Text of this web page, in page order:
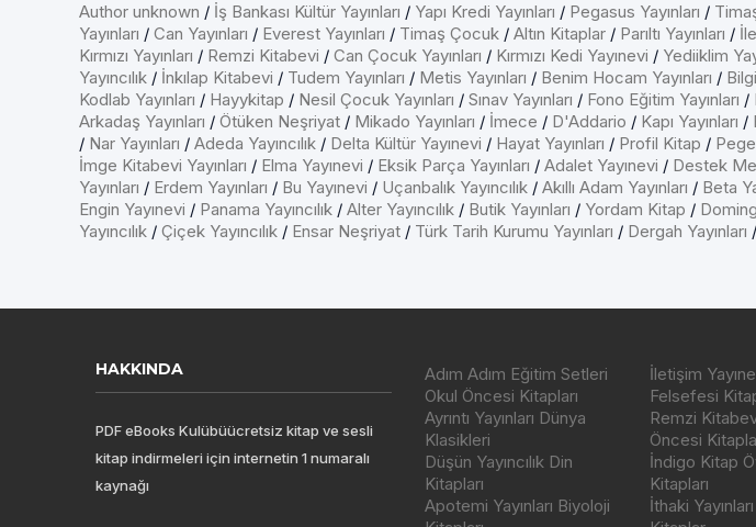
Author unknown / İş Bankası Kültür Yayınları / Yapı Kredi Yayınları / Pegasus Yayınları /
Yayınları / Can Yayınları / Everest Yayınları / Timaş Çocuk / Altın Kitaplar / Parıltı Yayınları /
Kırmızı Yayınları / Remzi Kitabevi / Can Çocuk Yayınları / Kırmızı Kedi Yayınevi / Yediiklim
Yayıncılık / İnkılap Kitabevi / Tudem Yayınları / Metis Yayınları / Benim Hocam Yayınları /
Kodlab Yayınları / Hayykitap / Nesil Çocuk Yayınları / Sınav Yayınları / Fono Eğitim Yayınları /
Arkadaş Yayınları / Ötüken Neşriyat / Mikado Yayınları / İmece / D'Addario / Kapı Yayınları /
/ Nar Yayınları / Adeda Yayıncılık / Delta Kültür Yayınevi / Hayat Yayınları / Profil Kitap /
İmge Kitabevi Yayınları / Elma Yayınevi / Eksik Parça Yayınları / Adalet Yayınevi / Destek
Yayınları / Erdem Yayınları / Bu Yayınevi / Uçanbalık Yayıncılık / Akıllı Adam Yayınları / Beta
Engin Yayınevi / Panama Yayıncılık / Alter Yayıncılık / Butik Yayınları / Yordam Kitap /
Yayıncılık / Çiçek Yayıncılık / Ensar Neşriyat / Türk Tarih Kurumu Yayınları / Dergah Yayınları /
HAKKINDA
PDF eBooks Kulübüücretsiz kitap ve sesli
kitap indirmeleri için internetin 1 numaralı
kaynağı
Adım Adım Eğitim Setleri
Okul Öncesi Kitapları
Ayrıntı Yayınları Dünya
Klasikleri
Düşün Yayıncılık Din
Kitapları
Apotemi Yayınları Biyoloji
İletişim
Felsefesi
Remzi
Öncesi
İndigo Kitap
Kitapları
İthaki